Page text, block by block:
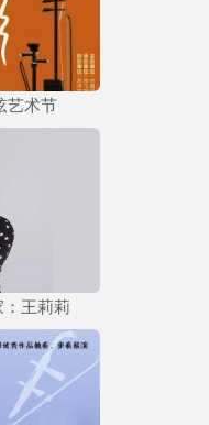
艺术节
：王莉莉